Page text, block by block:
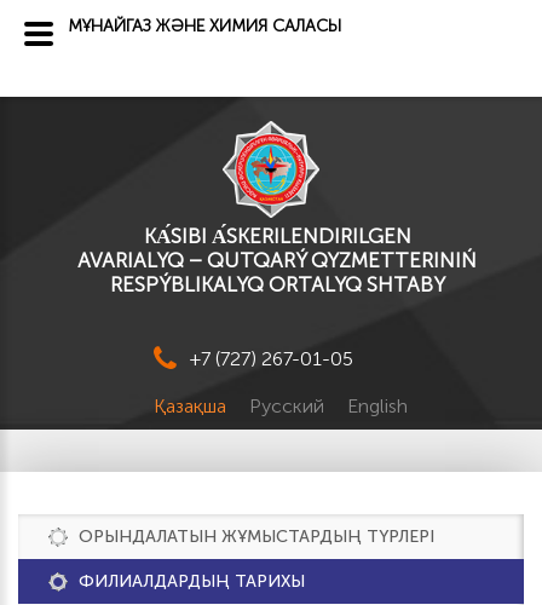
KА́SІBI А́SKERILENDIRILGEN
AVARIALYQ – QUTQARÝ QYZMETTERINIŃ
RESPÝBLIKALYQ ORTALYQ SHTABY
+7 (727) 267-01-05
Қазақша Русский English
ОРЫНДАЛАТЫН ЖҰМЫСТАРДЫҢ ТҮРЛЕРІ
ФИЛИАЛДАРДЫҢ ТАРИХЫ
МҰНАЙГАЗ ЖӘНЕ ХИМИЯ САЛАСЫ